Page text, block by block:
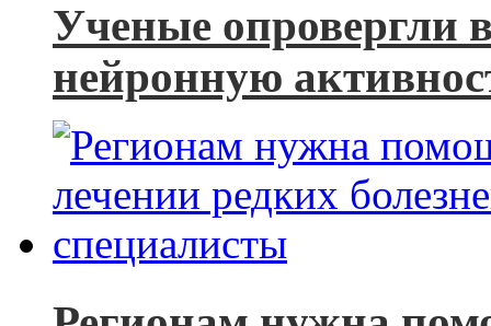
Ученые опровергли
нейронную